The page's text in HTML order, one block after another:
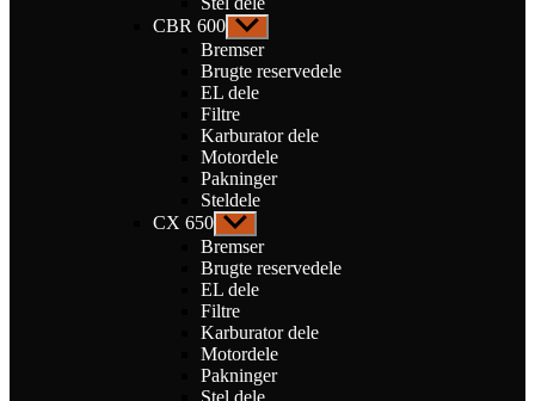
CBR 600 Vis
undermenu
Bremser
Brugte reservedele
EL dele
Filtre
Karburator dele
Motordele
Pakninger
Steldele
CX 650 Vis
undermenu
Bremser
Brugte reservedele
EL dele
Filtre
Karburator dele
Motordele
Pakninger